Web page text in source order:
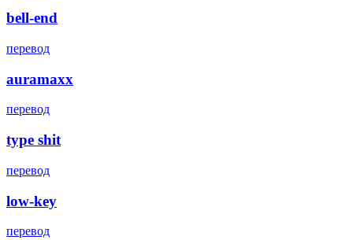
bell-end
перевод
auramaxx
перевод
type shit
перевод
low-key
перевод